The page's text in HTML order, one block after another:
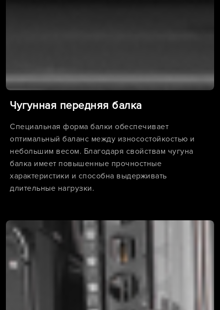
Чугунная передняя балка
Специальная форма балки обеспечивает
оптимальный баланс между износостойкостью и
небольшим весом. Благодаря свойствам чугуна
балка имеет повышенные прочностные
характеристики и способна выдерживать
длительные нагрузки.